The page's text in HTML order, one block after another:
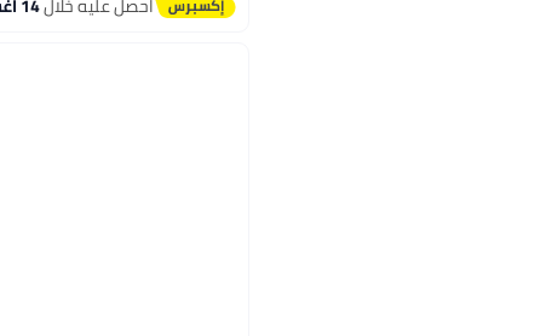
احصل عليه خلال14 اغسطس